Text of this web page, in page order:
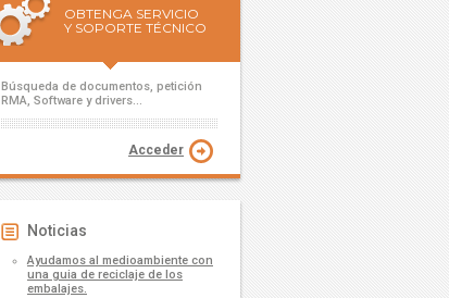
OBTENGA SERVICIO
Y SOPORTE TÉCNICO
Búsqueda de documentos, petición
RMA, Software y drivers...
Acceder
Noticias
Ayudamos al medioambiente con
una guia de reciclaje de los
embalajes.